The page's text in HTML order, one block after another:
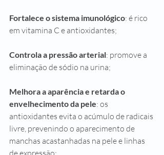
Fortalece o sistema imunológico: é rico
em vitamina C e antioxidantes;
Controla a pressão arterial: promove a
eliminação de sódio na urina;
Melhora a aparência e retarda o
envelhecimento da pele: os
antioxidantes evita o acúmulo de radicais
livre, prevenindo o aparecimento de
manchas acastanhadas na pele e linhas
de expressão;